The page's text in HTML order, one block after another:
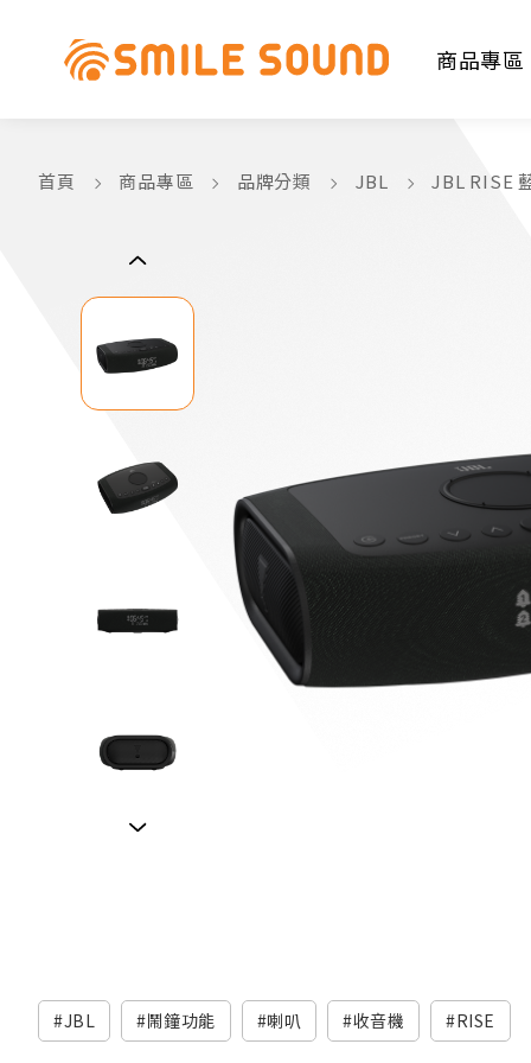
商品專區
首頁 商品專區 品牌分類 JBL JBL RISE
JBL 鬧鐘功能 喇叭 收音機 RISE